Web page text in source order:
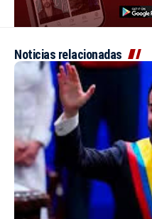
Noticias relacionadas